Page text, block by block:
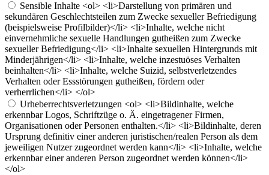
Sensible Inhalte <ol> <li>Darstellung von primären und
sekundären Geschlechtsteilen zum Zwecke sexueller Befriedigung
(beispielsweise Profilbilder)</li> <li>Inhalte, welche nicht
einvernehmliche sexuelle Handlungen gutheißen zum Zwecke
sexueller Befriedigung</li> <li>Inhalte sexuellen Hintergrunds mit
Minderjährigen</li> <li>Inhalte, welche inzestuöses Verhalten
beinhalten</li> <li>Inhalte, welche Suizid, selbstverletzendes
Verhalten oder Essstörungen gutheißen, fördern oder
verherrlichen</li> </ol>
Urheberrechtsverletzungen <ol> <li>Bildinhalte, welche
erkennbar Logos, Schriftzüge o. Ä. eingetragener Firmen,
Organisationen oder Personen enthalten.</li> <li>Bildinhalte, deren
Ursprung definitiv einer anderen juristischen/realen Person als dem
jeweiligen Nutzer zugeordnet werden kann</li> <li>Inhalte, welche
erkennbar einer anderen Person zugeordnet werden können</li>
</ol>